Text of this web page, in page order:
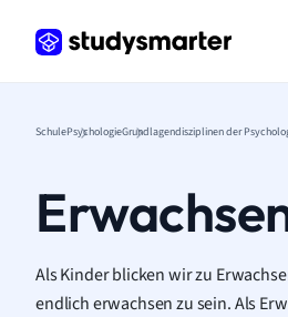
SchulePsychologieGrundlagendisziplinen der
Als Kinder blicken wir zu
endlich erwachsen zu sein. Als